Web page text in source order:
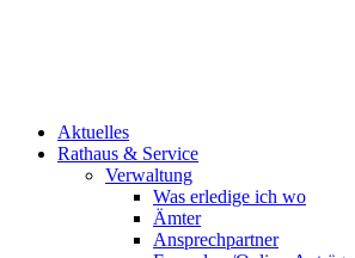
Aktuelles
Rathaus & Service
Verwaltung
Was erledige ich wo
Ämter
Ansprechpartner